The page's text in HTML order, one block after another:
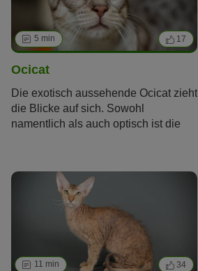
5 min 17
Ocicat
Die exotisch aussehende Ocicat zieht
die Blicke auf sich. Sowohl
namentlich als auch optisch ist die
genauso wild und scheu wie ihre
Verwandte? Antworten und Tipps für
die Haltung liefert dieser Artikel.
11 min 34